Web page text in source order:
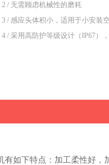
2 / 无需顾虑机械性的磨耗
3 / 感应头体积小，适用于小安装
4 / 采用高防护等级设计（IP67）
如下特点：加工柔性好，